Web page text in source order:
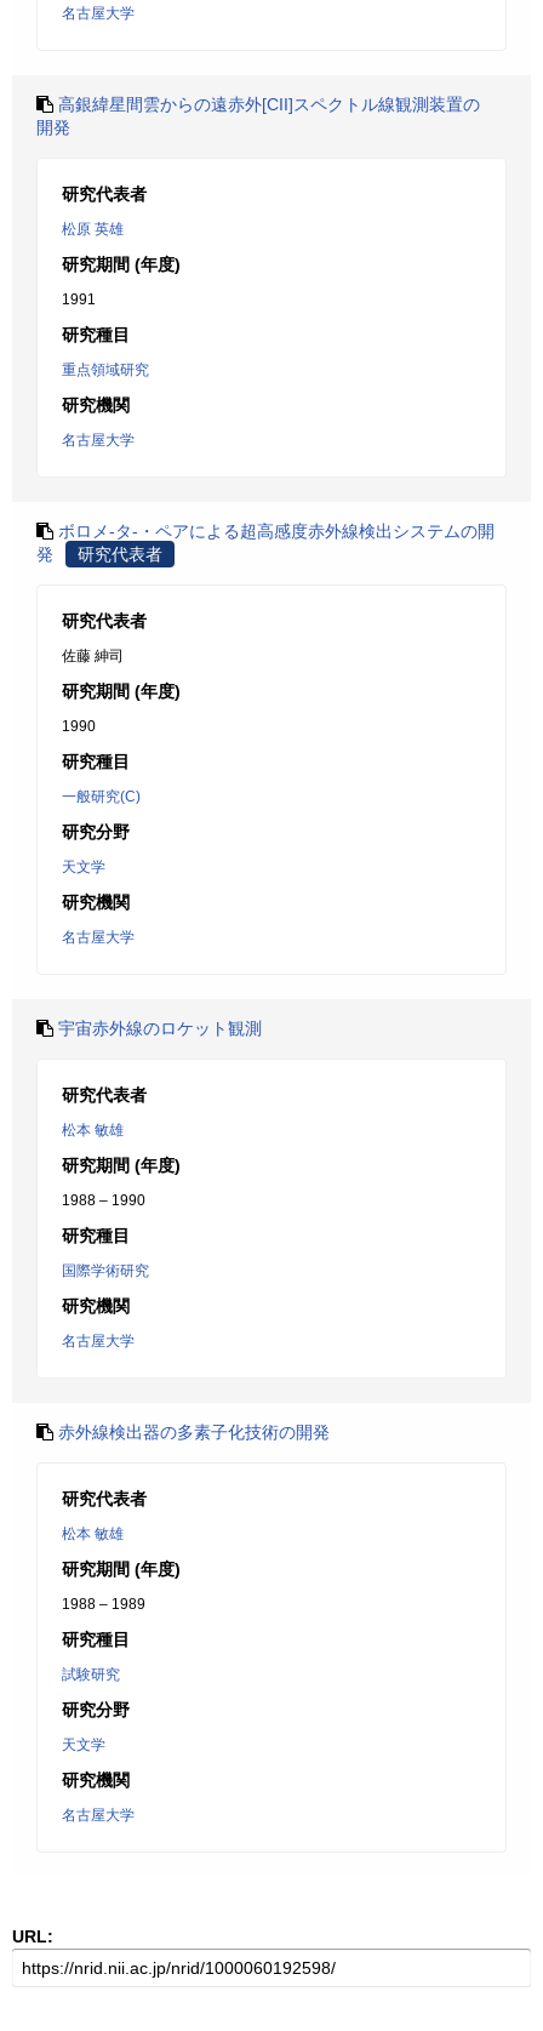
名古屋大学
高銀緯星間雲からの遠赤外[CII]スペクトル線観測装置の
開発
研究代表者
松原 英雄
研究期間 (年度)
1991
研究種目
重点領域研究
研究機関
名古屋大学
ボロメ-タ-・ペアによる超高感度赤外線検出システムの開
発
研究代表者
研究代表者
佐藤 紳司
研究期間 (年度)
1990
研究種目
一般研究(C)
研究分野
天文学
研究機関
名古屋大学
宇宙赤外線のロケット観測
研究代表者
松本 敏雄
研究期間 (年度)
1988 – 1990
研究種目
国際学術研究
研究機関
名古屋大学
赤外線検出器の多素子化技術の開発
研究代表者
松本 敏雄
研究期間 (年度)
1988 – 1989
研究種目
試験研究
研究分野
天文学
研究機関
名古屋大学
URL: